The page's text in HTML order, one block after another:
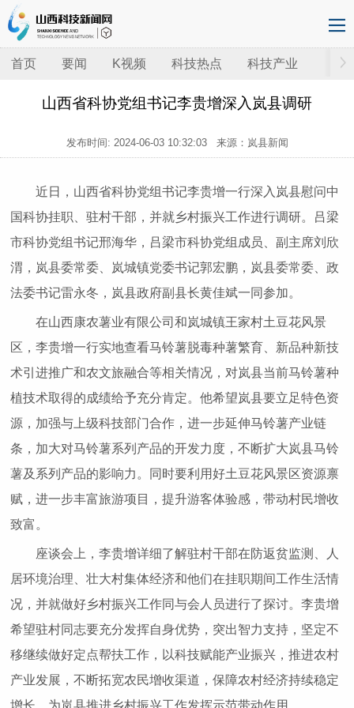
首页 要闻 K视频 科技热点 科技产业
山西省科协党组书记李贵增深入岚县调研
发布时间: 2024-06-03 10:32:03来源：岚县新闻
近日，山西省科协党组书记李贵增一行深入岚县慰问中
国科协挂职、驻村干部，并就乡村振兴工作进行调研。吕梁
市科协党组书记邢海华，吕梁市科协党组成员、副主席刘欣
渭，岚县委常委、岚城镇党委书记郭宏鹏，岚县委常委、政
法委书记雷永冬，岚县政府副县长黄佳斌一同参加。
在山西康农薯业有限公司和岚城镇王家村土豆花风景
区，李贵增一行实地查看马铃薯脱毒种薯繁育、新品种新技
术引进推广和农文旅融合等相关情况，对岚县当前马铃薯种
植技术取得的成绩给予充分肯定。他希望岚县要立足特色资
源，加强与上级科技部门合作，进一步延伸马铃薯产业链
条，加大对马铃薯系列产品的开发力度，不断扩大岚县马铃
薯及系列产品的影响力。同时要利用好土豆花风景区资源禀
赋，进一步丰富旅游项目，提升游客体验感，带动村民增收
致富。
座谈会上，李贵增详细了解驻村干部在防返贫监测、人
居环境治理、壮大村集体经济和他们在挂职期间工作生活情
况，并就做好乡村振兴工作同与会人员进行了探讨。李贵增
希望驻村同志要充分发挥自身优势，突出智力支持，坚定不
移继续做好定点帮扶工作，以科技赋能产业振兴，推进农村
产业发展，不断拓宽农民增收渠道，保障农村经济持续稳定